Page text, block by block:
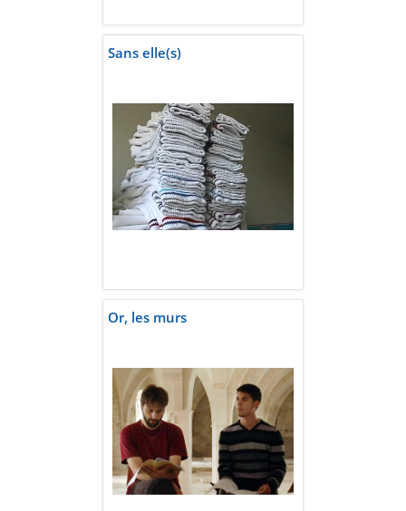
Sans elle(s)
Or, les murs